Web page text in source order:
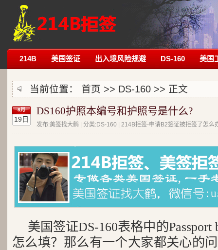
214B 美国签证 出入境风险规避 DS-160 美国
当前位置： 首页 >> DS-160 >> 正文
8月
19日
DS160护照本编号和护照号是什么?
发布:美签找大鹤 | 分类:DS-160 | 214B拒签-申请B2签证被拒签了怎么
美国签证DS-160表格中的Passport
怎么填？那么有一个大家都关心的